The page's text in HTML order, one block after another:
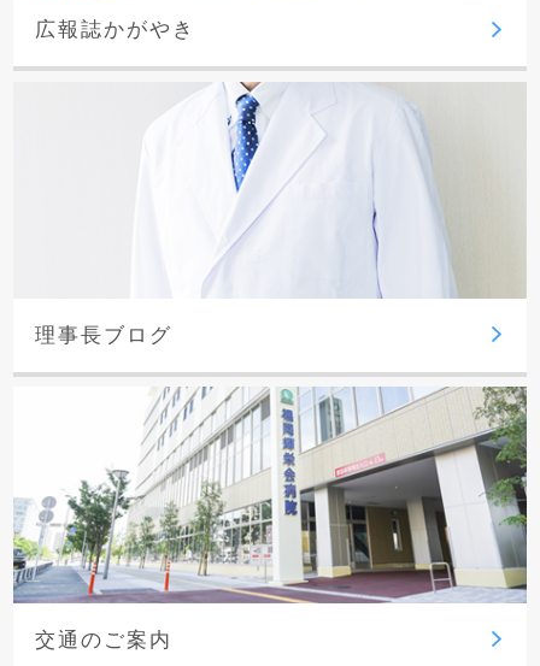
広報誌かがやき
理事長ブログ
交通のご案内